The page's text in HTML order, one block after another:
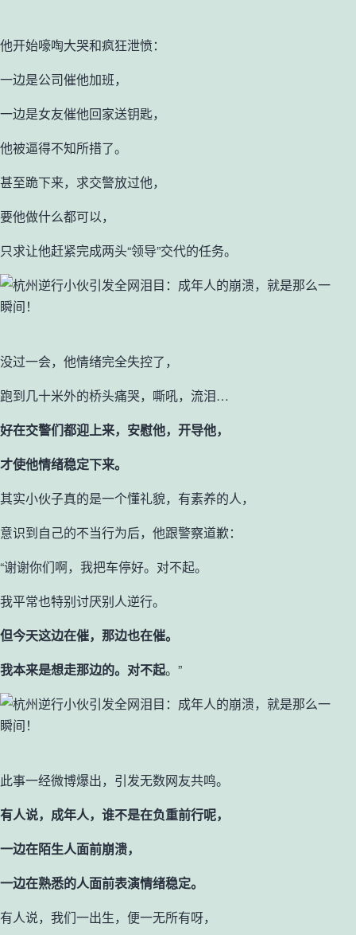
他开始嚎啕大哭和疯狂泄愤：
一边是公司催他加班，
一边是女友催他回家送钥匙，
他被逼得不知所措了。
甚至跪下来，求交警放过他，
要他做什么都可以，
只求让他赶紧完成两头“领导”交代的任务。
没过一会，他情绪完全失控了，
跑到几十米外的桥头痛哭，嘶吼，流泪…
好在交警们都迎上来，安慰他，开导他，
才使他情绪稳定下来。
其实小伙子真的是一个懂礼貌，有素养的人，
意识到自己的不当行为后，他跟警察道歉：
“谢谢你们啊，我把车停好。对不起。
我平常也特别讨厌别人逆行。
但今天这边在催，那边也在催。
我本来是想走那边的。对不起。”
此事一经微博爆出，引发无数网友共鸣。
有人说，成年人，谁不是在负重前行呢，
一边在陌生人面前崩溃，
一边在熟悉的人面前表演情绪稳定。
有人说，我们一出生，便一无所有呀，